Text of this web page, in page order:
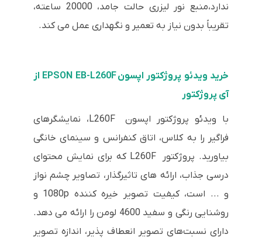
ندارد،منبع نور لیزری حالت جامد، 20000 ساعته،
تقریباً بدون نیاز به تعمیر و نگهداری عمل می کند.
خرید ویدئو پروژکتور اپسون EPSON EB-L260F از
آی پروژکتور
با ویدئو پروژکتور اپسون L260F، نمایشگرهای
فراگیر را به کلاس، اتاق کنفرانس و سینمای خانگی
بیاورید. پروژکتور L260F که برای نمایش محتوای
درسی جذاب، ارائه های تاثیرگذار، تصاویر چشم نواز
و ... است، کیفیت تصویر خیره کننده 1080p و
روشنایی رنگی و سفید 4600 لومن را ارائه می دهد.
دارای نسبت‌های تصویر انعطاف پذیر، اندازه تصویر